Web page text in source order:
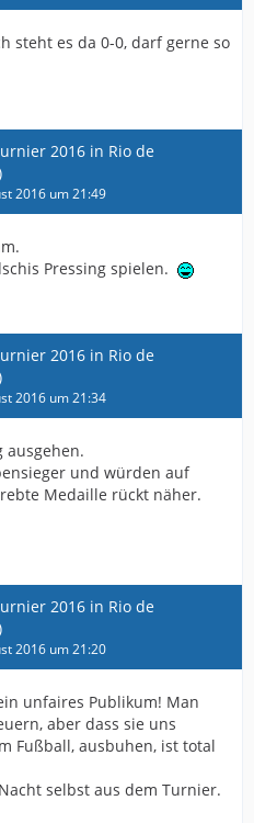
steht es da 0-0, darf gerne so
2016 in Rio de
2016 um 21:49
Pressing spielen.
2016 in Rio de
2016 um 21:34
ausgehen.
und würden auf
Medaille rückt näher.
2016 in Rio de
2016 um 21:20
unfaires Publikum! Man
aber dass sie uns
Fußball, ausbuhen, ist total
selbst aus dem Turnier.